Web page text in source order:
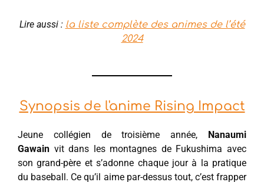
Lire aussi : la liste complète des animes de l’été
2024
Synopsis de l'anime Rising Impact
Jeune collégien de troisième année, Nanaumi
Gawain vit dans les montagnes de Fukushima avec
son grand-père et s’adonne chaque jour à la pratique
du baseball. Ce qu’il aime par-dessus tout, c’est frapper